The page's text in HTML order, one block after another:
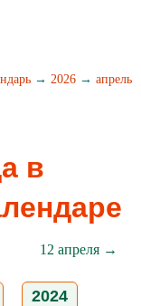
→ 2026 → апрель
в
12 апреля →
2024